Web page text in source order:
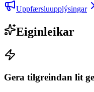
Uppfærsluupplýsingar
Eiginleikar
Gera tilgreindan lit